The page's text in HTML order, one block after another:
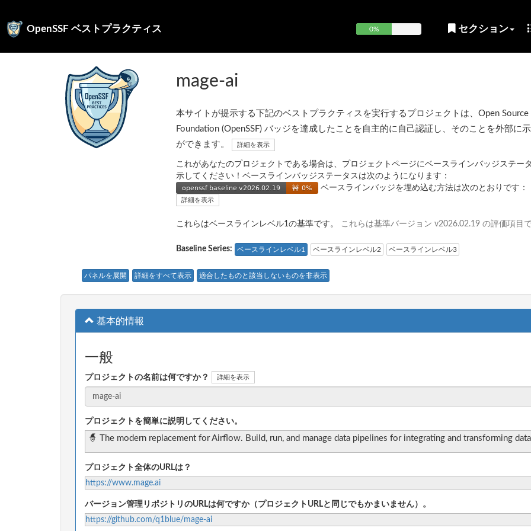
OpenSSF ベストプラクティス 0% セクション
mage-ai
本サイトが提示する下記のベストプラクティスを実行するプロジェクトは、Open Source
Foundation (OpenSSF) バッジを達成したことを自主的に自己認証し、そのことを外部に
ができます。
詳細を表示
これがあなたのプロジェクトである場合は、プロジェクトページにベースラインバッジステー
示してください！ベースラインバッジステータスは次のようになります：
ベースラインバッジを埋め込む方法は次のとおりです：
詳細を表示
これらはベースラインレベル1の基準です。 これらは基準バージョン v2026.02.19 の評価項目
Baseline Series: ベースラインレベル1 ベースラインレベル2 ベースラインレベル3
パネルを展開 詳細をすべて表示 適合したものと該当しないものを非表示
基本的情報
一般
プロジェクトの名前は何ですか？ 詳細を表示
プロジェクトを簡単に説明してください。
🧙 The modern replacement for Airflow. Build, run, and manage data pipelines for integrating and transforming
プロジェクト全体のURLは？
https://www.mage.ai
バージョン管理リポジトリのURLは何ですか（プロジェクトURLと同じでもかまいません）。
https://github.com/q1blue/mage-ai